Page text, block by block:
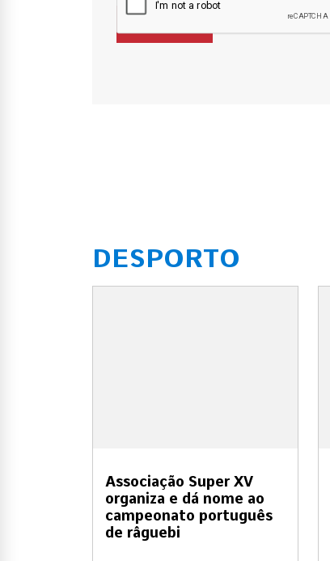
DESPORTO
Associação Super XV
organiza e dá nome ao
campeonato português
de râguebi